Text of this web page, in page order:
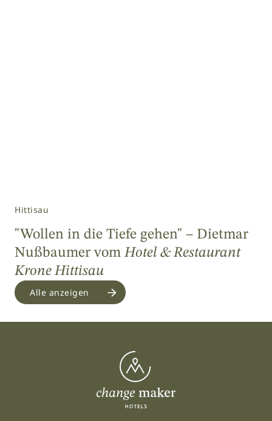
Alle anzeigen
Hittisau
"Wollen in die Tiefe gehen" – Dietmar
Nußbaumer vomHotel & Restaurant
Krone Hittisau